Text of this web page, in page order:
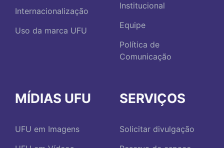
Internacionalização
Uso da marca UFU
Institucional
Equipe
Política de
Comunicação
MÍDIAS UFU
UFU em Imagens
SERVIÇOS
Solicitar divulgação